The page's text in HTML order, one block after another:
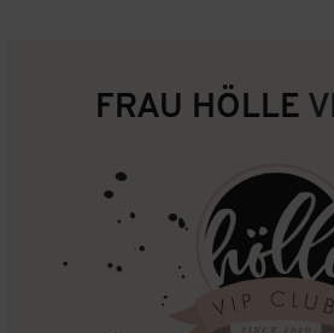
FRAU HÖLLE